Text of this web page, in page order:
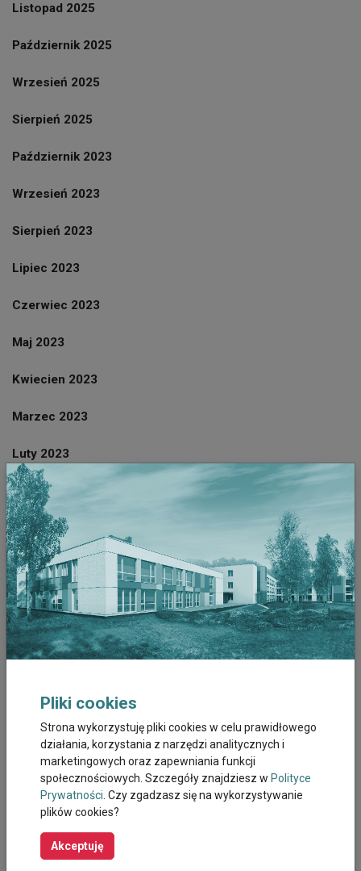
Listopad 2025
Październik 2025
Wrzesień 2025
Sierpień 2025
Październik 2023
Wrzesień 2023
Sierpień 2023
Lipiec 2023
Czerwiec 2023
Maj 2023
Kwiecien 2023
Marzec 2023
Luty 2023
Styczeń 2023
Grudzień 2022
Listopad 2022
Październik 2022
Wrzesień 2022
Lipiec 2022
Czerwiec 2022
Maj 2022
Marzec 2022
Pliki cookies
Strona wykorzystuję pliki cookies w celu prawidłowego
działania, korzystania z narzędzi analitycznych i
marketingowych oraz zapewniania funkcji
społecznościowych. Szczegóły znajdziesz w Polityce
Prywatności. Czy zgadzasz się na wykorzystywanie
plików cookies?
Akceptuję